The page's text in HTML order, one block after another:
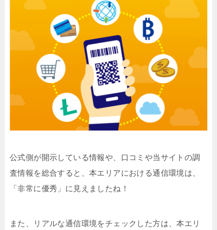
公式側が開示している情報や、口コミや当サイトの調
査情報を総合すると、本エリアにおける通信環境は、
「非常に優秀」に見えましたね！
また、リアルな通信環境をチェックした方は、本エリ